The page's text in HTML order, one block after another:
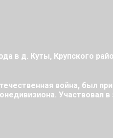
в д. Куты, Крупского
война, был
Участвовал